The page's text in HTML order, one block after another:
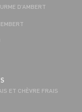
D’AMBERT
ET CHÈVRE FRAIS